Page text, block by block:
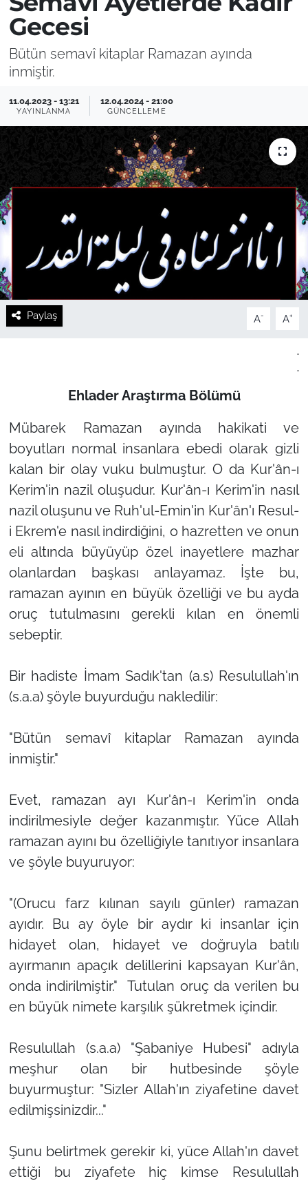
Gecesi
Bütün semavî kitaplar Ramazan ayında
inmiştir.
11.04.2023 - 13:21
YAYINLANMA
12.04.2024 - 21:00
GÜNCELLEME
Paylaş A- A+
.
.
Ehlader Araştırma Bölümü
Mübarek Ramazan ayında hakikati ve
boyutları normal insanlara ebedi olarak gizli
kalan bir olay vuku bulmuştur. O da Kur'ân-ı
Kerim'in nazil oluşudur. Kur'ân-ı Kerim'in nasıl
nazil oluşunu ve Ruh'ul-Emin'in Kur'ân'ı Resul-
i Ekrem'e nasıl indirdiğini, o hazretten ve onun
eli altında büyüyüp özel inayetlere mazhar
olanlardan başkası anlayamaz. İşte bu,
ramazan ayının en büyük özelliği ve bu ayda
oruç tutulmasını gerekli kılan en önemli
sebeptir.
Bir hadiste İmam Sadık'tan (a.s) Resulullah'ın
(s.a.a) şöyle buyurduğu nakledilir:
"Bütün semavî kitaplar Ramazan ayında
inmiştir."
Evet, ramazan ayı Kur'ân-ı Kerim'in onda
indirilmesiyle değer kazanmıştır. Yüce Allah
ramazan ayını bu özelliğiyle tanıtıyor insanlara
ve şöyle buyuruyor:
"(Orucu farz kılınan sayılı günler) ramazan
ayıdır. Bu ay öyle bir aydır ki insanlar için
hidayet olan, hidayet ve doğruyla batılı
ayırmanın apaçık delillerini kapsayan Kur'ân,
onda indirilmiştir." Tutulan oruç da verilen bu
en büyük nimete karşılık şükretmek içindir.
Resulullah (s.a.a) "Şabaniye Hubesi" adıyla
meşhur olan bir hutbesinde şöyle
buyurmuştur: "Sizler Allah'ın ziyafetine davet
edilmişsinizdir..."
Şunu belirtmek gerekir ki, yüce Allah'ın davet
ettiği bu ziyafete hiç kimse Resulullah